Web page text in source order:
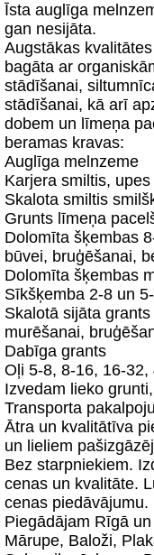
Īsta auglīga
gan nesijāta.
Augstākas
bagāta ar
stādīšanai,
stādīšanai, kā arī
dobem un līmeņa
beramas kravas:
Auglīga melnzeme
Karjera smiltis,
Skalota smiltis
Grunts līmeņa
Dolomīta šķembas
būvei, bruģēšanai,
Dolomīta šķembas
Sīkšķemba 2-8 un
Skalotā sijāta
murēšanai,
Dabīga grants
Oļi 5-8, 8-16, 16-
Izvedam lieko grunti,
Transporta
Ātra un kvalitātīva
un lieliem
Bez starpniekiem.
cenas un kvalitāte.
cenas piedāvājumu.
Piegādājam Rīgā
Mārupe, Baloži,